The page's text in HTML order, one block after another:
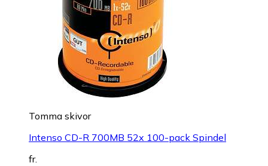
Tomma skivor
Intenso CD-R 700MB 52x 100-pack Spindel
fr.